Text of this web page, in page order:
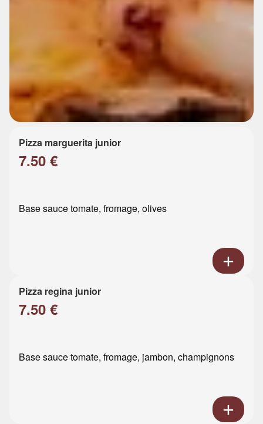
Pizza marguerita junior
7.50 €
Base sauce tomate, fromage, olives
Pizza regina junior
7.50 €
Base sauce tomate, fromage, jambon, champignons